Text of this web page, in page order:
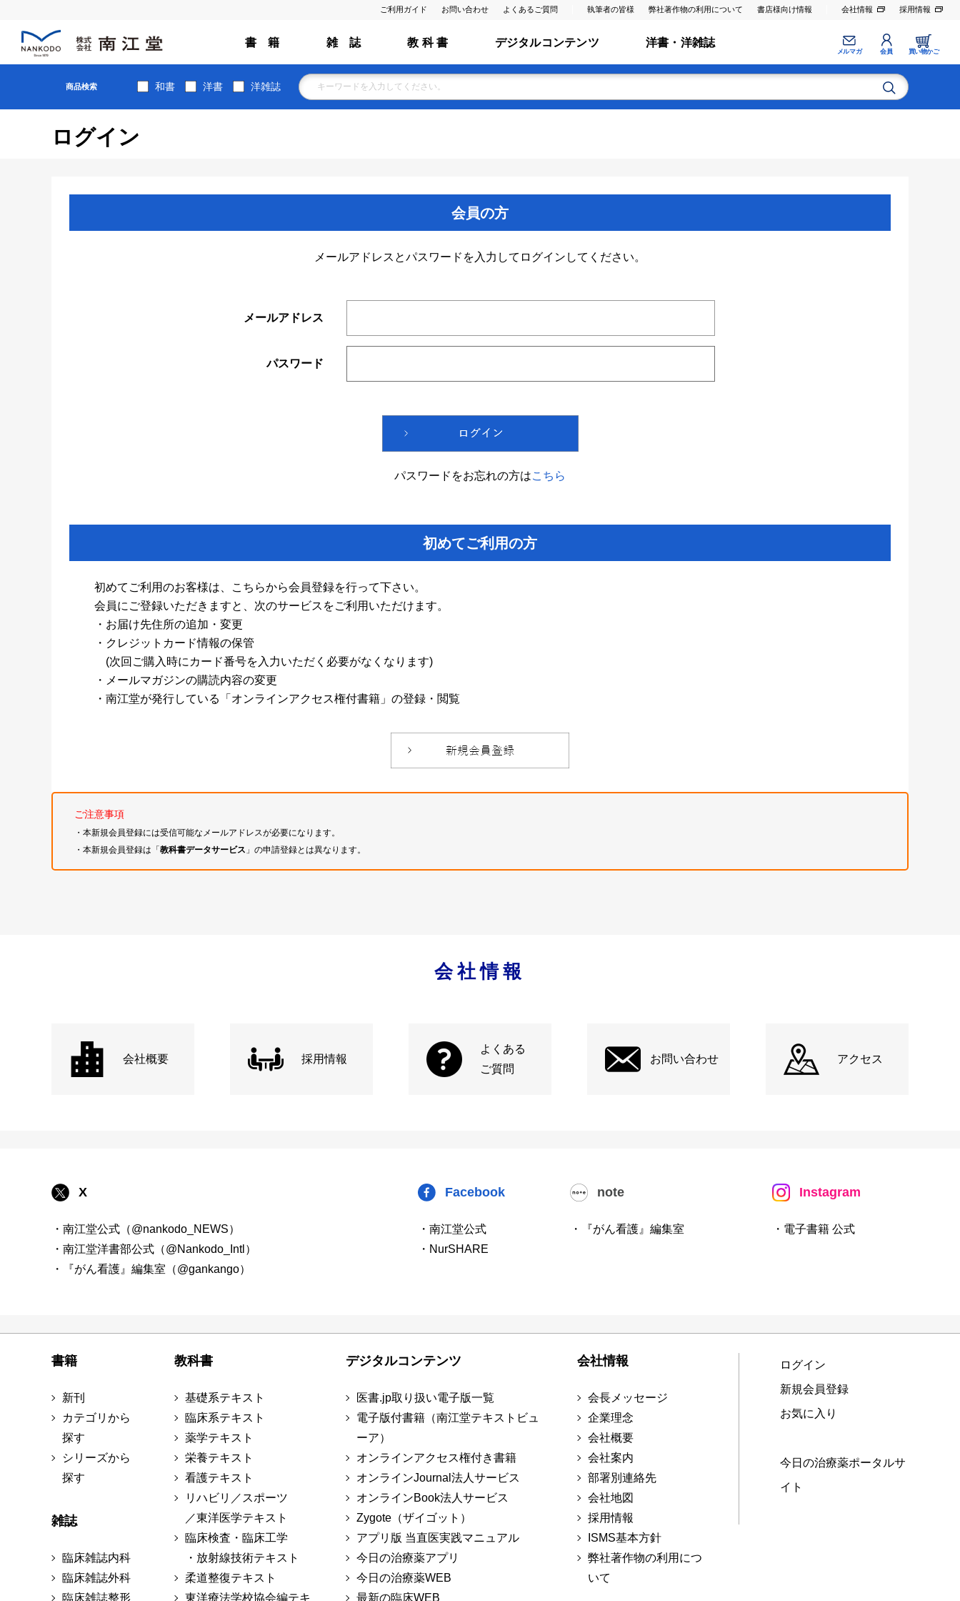
ご利用ガイド お問い合わせ よくあるご質問 執筆者の皆様 弊社著作物の利用について 書店様向け情報 会社情報 採用情報
書 籍 雑 誌 教 科 書 デジタルコンテンツ 洋書・洋雑誌
メルマガ 会員 買い物かご
商品検索 和書 洋書 洋雑誌
ログイン
会員の方
メールアドレスとパスワードを入力してログインしてください。
メールアドレス
パスワード
パスワードをお忘れの方はこちら
初めてご利用の方
初めてご利用のお客様は、こちらから会員登録を行って下さい。
会員にご登録いただきますと、次のサービスをご利用いただけます。
・お届け先住所の追加・変更
・クレジットカード情報の保管
(次回ご購入時にカード番号を入力いただく必要がなくなります)
・メールマガジンの購読内容の変更
・南江堂が発行している「オンラインアクセス権付書籍」の登録・閲覧
ご注意事項
・本新規会員登録には受信可能なメールアドレスが必要になります。
・本新規会員登録は「教科書データサービス 」の申請登録とは異なります。
会社情報
会社概要 採用情報
よくある
ご質問
お問い合わせ アクセス
X
・南江堂公式（@nankodo_NEWS）
・南江堂洋書部公式（@Nankodo_Intl）
・『がん看護』編集室（@gankango）
Facebook
・南江堂公式
・NurSHARE
note
・『がん看護』編集室
Instagram
・電子書籍 公式
書籍
新刊
カテゴリから
探す
シリーズから
探す
雑誌
臨床雑誌内科
臨床雑誌外科
臨床雑誌整形
教科書
基礎系テキスト
臨床系テキスト
薬学テキスト
栄養テキスト
看護テキスト
リハビリ／スポーツ
／東洋医学テキスト
臨床検査・臨床工学
・放射線技術テキスト
柔道整復テキスト
東洋療法学校協会編テキ
デジタルコンテンツ
医書.jp取り扱い電子版一覧
電子版付書籍（南江堂テキストビュ
ーア）
オンラインアクセス権付き書籍
オンラインJournal法人サービス
オンラインBook法人サービス
Zygote（ザイゴット）
アプリ版 当直医実践マニュアル
今日の治療薬アプリ
今日の治療薬WEB
最新の臨床WEB
会社情報
会長メッセージ
企業理念
会社概要
会社案内
部署別連絡先
会社地図
採用情報
ISMS基本方針
弊社著作物の利用につ
いて
ログイン
新規会員登録
お気に入り
今日の治療薬ポータルサ
イト